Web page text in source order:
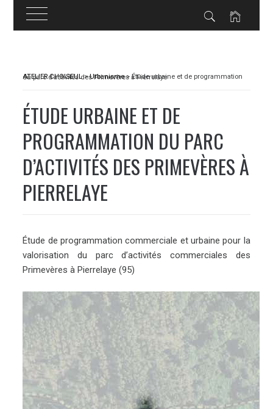
ATELIER CHOISEUL>Urbanisme>
Étude urbaine et de programmation du parc d’activités des Primevères à Pierrelaye
ÉTUDE URBAINE ET DE
PROGRAMMATION DU PARC
D’ACTIVITÉS DES PRIMEVÈRES À
PIERRELAYE
Étude de programmation commerciale et urbaine pour la
valorisation du parc d’activités commerciales des
Primevères à Pierrelaye (95)